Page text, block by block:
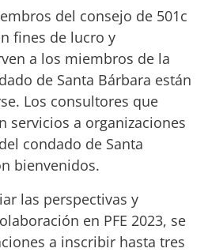
del consejo de 501c
fines de lucro y
a los miembros de la
de Santa Bárbara están
Los consultores que
servicios a organizaciones
condado de Santa
bienvenidos.
las perspectivas y
en PFE 2023, se
a inscribir hasta tres